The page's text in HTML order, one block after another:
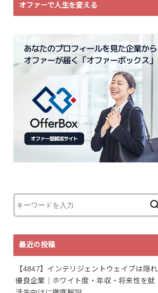
オファーで人生を変える
最近の投稿
【4847】インテリジェントウェイブは隠れ
優良企業｜ホワイト度・年収・将来性を就